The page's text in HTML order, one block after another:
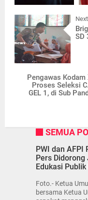
Next
SD
Pengawas
Proses Seleksi
GEL 1, di Sub
SEMUA
PWI dan AFPI
Pers Didorong
Edukasi
Foto.- Ketua
bersama Ketua